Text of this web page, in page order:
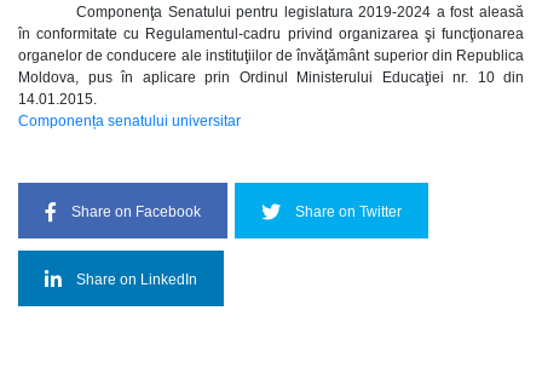
Componenţa Senatului pentru legislatura 2019-2024 a fost aleasă
în conformitate cu Regulamentul-cadru privind organizarea şi funcţionarea
organelor de conducere ale instituţiilor de învăţământ superior din Republica
Moldova, pus în aplicare prin Ordinul Ministerului Educaţiei nr. 10 din
14.01.2015.
Componența senatului universitar
Share on Facebook Share on Twitter
Share on LinkedIn